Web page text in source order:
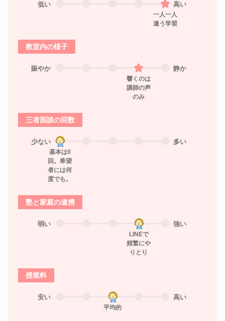
低い
一人一人
違う学習
高い
教室内の様子
賑やか
響くのは
講師の声
のみ
静か
三者面談の回数
少ない
基本は0
回。希望
者には何
度でも。
多い
塾と家庭の連携
弱い
LINEで
頻繁にや
りとり
強い
授業料
安い
平均的
高い